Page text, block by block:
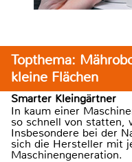
Topthema:
kleine Flächen
Smarter Kleingärtner
In kaum einer
so schnell von statten,
Insbesondere bei der
sich die Hersteller mit
Maschinengeneration.